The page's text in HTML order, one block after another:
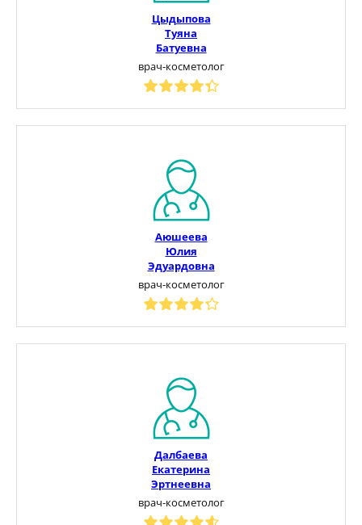
Цыдыпова
Туяна
Батуевна
врач-косметолог
Аюшеева
Юлия
Эдуардовна
врач-косметолог
Далбаева
Екатерина
Эртнеевна
врач-косметолог